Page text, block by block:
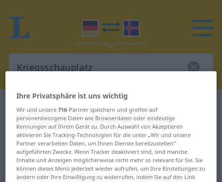
Deutsch-Isländisch Übersetzung
für "Kriegsschauplatz"
"Kriegsschauplatz" Isländisch
Ihre Privatsphäre ist uns wichtig
Wir und unsere716-Partner speichern und greifen auf
personenbezogene Daten wie Browserdaten oder eindeutige
Kennungen auf Ihrem Gerät zu. Durch Auswahl von Akzeptieren
aktivieren Sie Tracking-Technologien für die unter „Wir und unsere
Partner verarbeiten Daten, um Ihnen Dienste bereitzustellen“
aufgeführten Zwecke. Wenn Tracker deaktiviert sind, sind manche
Inhalte und Anzeigen möglicherweise nicht mehr so relevant für Sie. Sie
können dieses Menü jederzeit wieder aufrufen, um Ihre Einstellungen zu
ändern oder Ihre Einwilligung zu widerrufen, indem Sie auf den Link